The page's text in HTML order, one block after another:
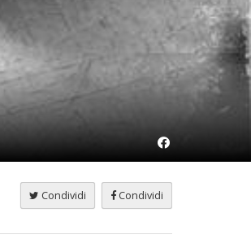
Condividi
Condividi